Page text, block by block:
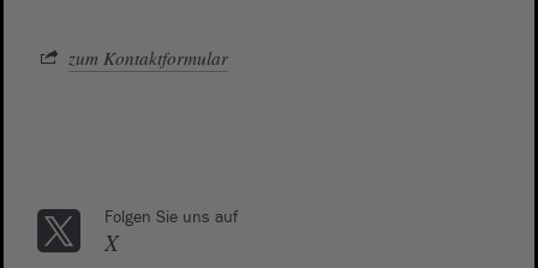
zum Kontaktformular
Folgen Sie uns auf
X